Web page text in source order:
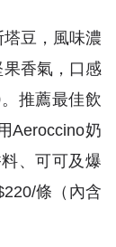
豆，風味濃
香氣，口感
推薦最佳飲
Aeroccino奶
、可可及爆
條（內含